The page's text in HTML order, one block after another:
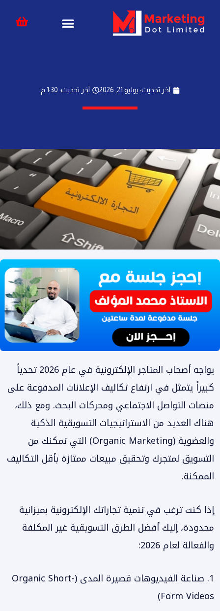
المحتوى
آخر تحديث: يوليو 21, 2026 آخر تحديث: 1:30 م
يواجه أصحاب المتاجر الإلكترونية في عام 2026 تحدياً
كبيراً يتمثل في ارتفاع تكاليف الإعلانات المدفوعة على
منصات التواصل الاجتماعي ومحركات البحث. ومع ذلك،
هناك العديد من الاستراتيجيات التسويقية الذكية
والعضوية (Organic Marketing) التي تمكنك من
التسويق لمتجرك وتحقيق مبيعات ممتازة بأقل التكاليف
الممكنة.
إذا كنت ترغب في تنمية تجاراتك الإلكترونية بميزانية
محدودة، إليك أفضل الطرق التسويقية غير المكلفة
والفعالة لعام 2026:
1. صناعة الفيديوهات قصيرة المدى (Organic Short-
Form Videos)